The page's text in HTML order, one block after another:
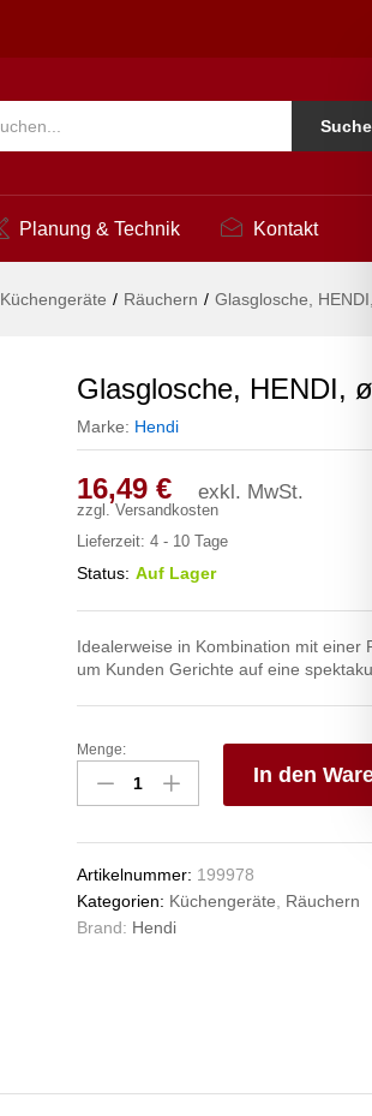
Planung & Technik Kontakt
Küchengeräte / Räuchern / Glasglosche,
Glasglosche, HENDI,
Marke: Hendi
16,49 € exkl. MwSt.
zzgl. Versandkosten
Lieferzeit: 4 - 10 Tage
Status: Auf Lager
Idealerweise in Kombination mit einer
um Kunden Gerichte auf eine
Glasglosche,
HENDI,
ø275x(H)140mm
Menge:
In den
Artikelnummer: 199978
Kategorien: Küchengeräte, Räuchern
Brand: Hendi